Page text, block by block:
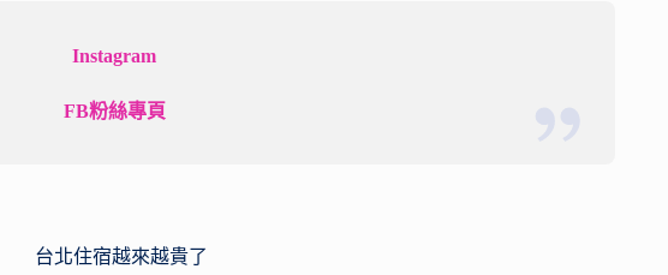
Instagram
FB粉絲專頁
台北住宿越來越貴了